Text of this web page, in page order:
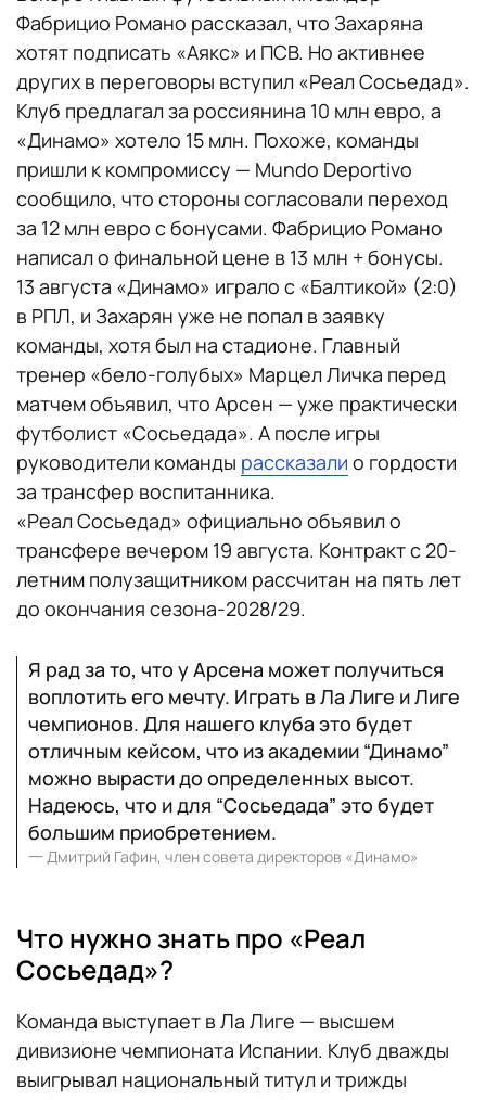
Фабрицио Романо рассказал, что Захаряна
хотят подписать «Аякс» и ПСВ. Но активнее
других в переговоры вступил «Реал Сосьедад».
Клуб предлагал за россиянина 10 млн евро, а
«Динамо» хотело 15 млн. Похоже, команды
пришли к компромиссу — Mundo Deportivo
сообщило, что стороны согласовали переход
за 12 млн евро с бонусами. Фабрицио Романо
написал о финальной цене в 13 млн + бонусы.
13 августа «Динамо» играло с «Балтикой» (2:0)
в РПЛ, и Захарян уже не попал в заявку
команды, хотя был на стадионе. Главный
тренер «бело-голубых» Марцел Личка перед
матчем объявил, что Арсен — уже практически
футболист «Сосьедада». А после игры
руководители команды рассказали о гордости
за трансфер воспитанника.
«Реал Сосьедад» официально объявил о
трансфере вечером 19 августа. Контракт с 20-
летним полузащитником рассчитан на пять лет
до окончания сезона-2028/29.
Я рад за то, что у Арсена может получиться
воплотить его мечту. Играть в Ла Лиге и Лиге
чемпионов. Для нашего клуба это будет
отличным кейсом, что из академии “Динамо”
можно вырасти до определенных высот.
Надеюсь, что и для “Сосьедада” это будет
большим приобретением.
一 Дмитрий Гафин, член совета директоров «Динамо»
Что нужно знать про «Реал
Сосьедад»?
Команда выступает в Ла Лиге — высшем
дивизионе чемпионата Испании. Клуб дважды
выигрывал национальный титул и трижды